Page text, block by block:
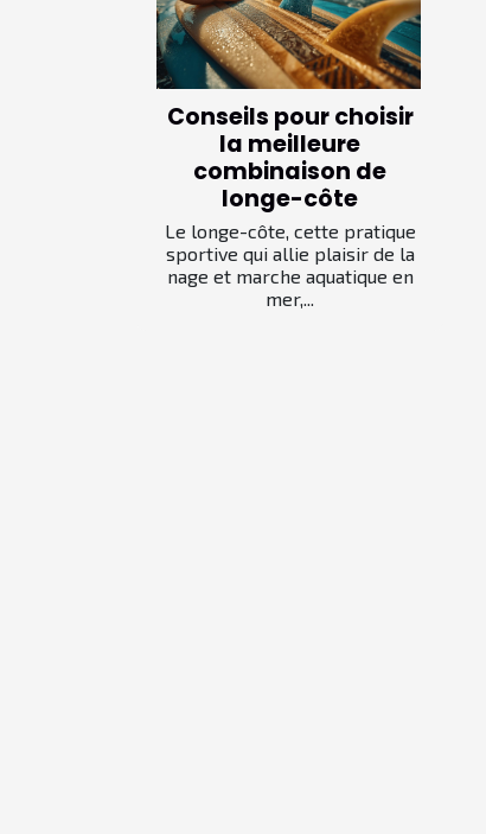
Conseils pour choisir
la meilleure
combinaison de
longe-côte
Le longe-côte, cette pratique
sportive qui allie plaisir de la
nage et marche aquatique en
mer,...